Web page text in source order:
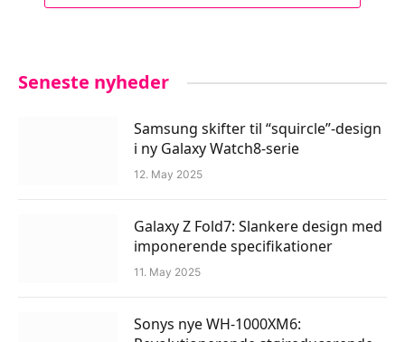
Seneste nyheder
Samsung skifter til “squircle”-design
i ny Galaxy Watch8-serie
12. May 2025
Galaxy Z Fold7: Slankere design med
imponerende specifikationer
11. May 2025
Sonys nye WH-1000XM6: